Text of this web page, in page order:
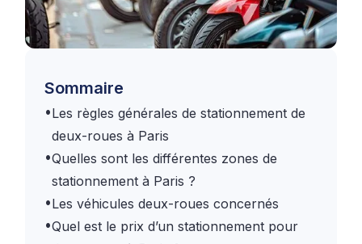
Sommaire
•Les règles générales de stationnement de
deux-roues à Paris
•Quelles sont les différentes zones de
stationnement à Paris ?
•Les véhicules deux-roues concernés
•Quel est le prix d’un stationnement pour